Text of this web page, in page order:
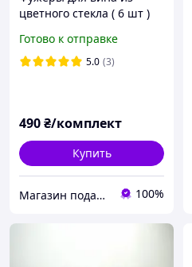
цветного стекла ( 6 шт )
ромб (6 предметов)
Готово к отправке
5.0 (3)
490₴/комплект
Купить
Магазин подарков и декора "San Marino" 100%